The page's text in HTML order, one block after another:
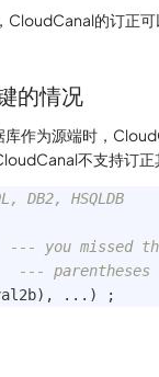
的订正
的情况
作为源端时，
不支持订
DB2, HSQLDB
--- you missed the
--- parentheses
) , . . . ) ;